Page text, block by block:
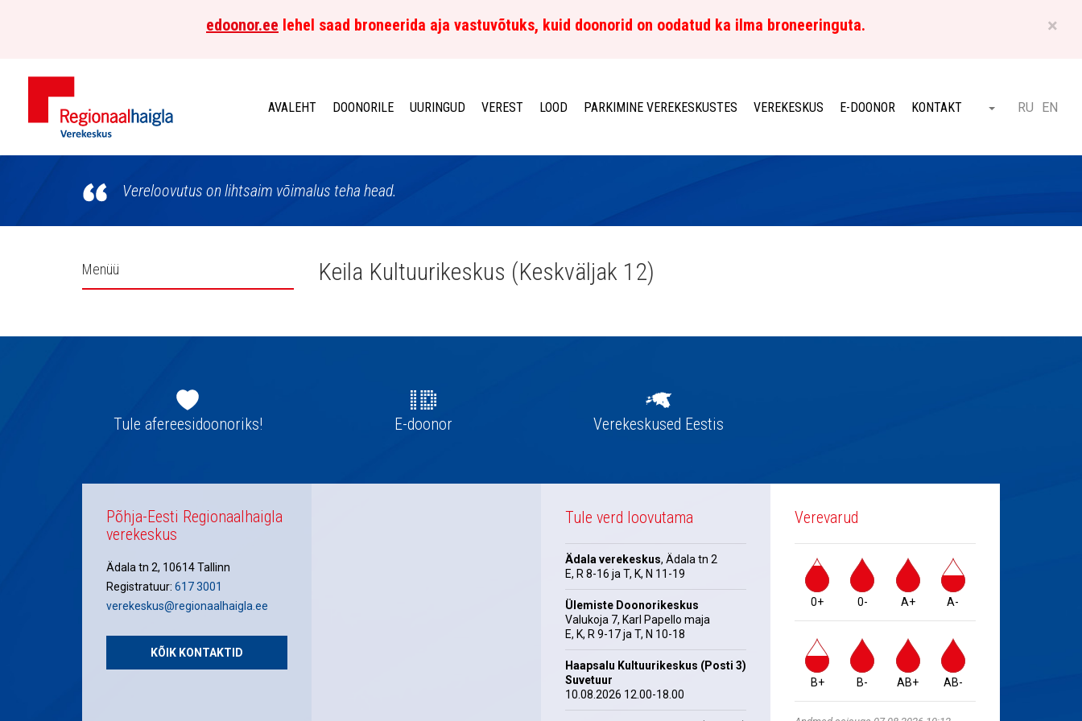
×
edoonor.ee lehel saad broneerida aja vastuvõtuks, kuid doonorid on oodatud ka ilma broneeringuta.
Põhja-
Regionaalhaigla
Verekeskus
AVALEHT DOONORILE UURINGUD VEREST LOOD PARKIMINE VEREKESKUSTES VEREKESKUS E-DOONOR KONTAKT Otsi ET
RU EN
Vereloovutus on lihtsaim võimalus teha head.
Külgpaani
Menüü Keila Kultuurikeskus (Keskväljak 12)
navigatsioonTule afereesidoonoriks! E-doonor Verekeskused Eestis
Põhja-Eesti Regionaalhaigla
verekeskus
Ädala tn 2, 10614 Tallinn
Registratuur: 617 3001
verekeskus@regionaalhaigla.ee
KÕIK KONTAKTID
Tule verd loovutama
Ädala verekeskus, Ädala tn 2
E, R 8-16 ja T, K, N 11-19
Ülemiste Doonorikeskus
Valukoja 7, Karl Papello maja
E, K, R 9-17 ja T, N 10-18
Haapsalu Kultuurikeskus (Posti 3)
Suvetuur
10.08.2026 12.00-18.00
Verevarud
0+ 0- A+ A-
B+ B- AB+ AB-